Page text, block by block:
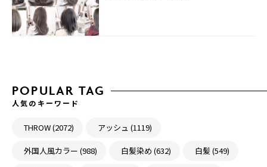
POPULAR TAG
人気のキーワード
THROW (2072) アッシュ (1119)
外国人風カラー (988) 白髪染め (632) 白髪 (549)